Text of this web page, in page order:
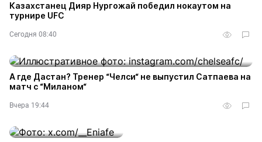
Казахстанец Дияр Нургожай победил нокаутом на
турнире UFC
Сегодня 08:40
А где Дастан? Тренер “Челси“ не выпустил Сатпаева на
матч с “Миланом“
Вчера 19:44